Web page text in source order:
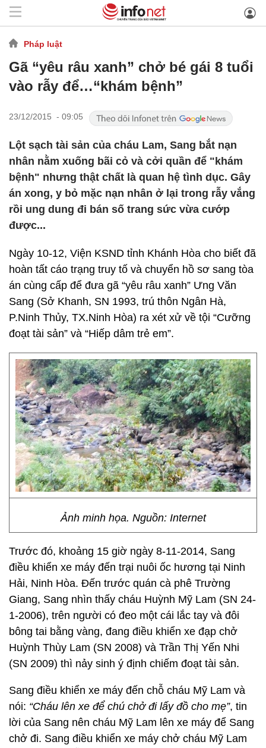
Pháp luật
Gã “yêu râu xanh” chở bé gái 8 tuổi
vào rẫy để…“khám bệnh”
23/12/2015 - 09:05
Lột sạch tài sản của cháu Lam, Sang bắt nạn
nhân nằm xuống bãi cỏ và cởi quần để "khám
bệnh" nhưng thật chất là quan hệ tình dục. Gây
án xong, y bỏ mặc nạn nhân ở lại trong rẫy vắng
rồi ung dung đi bán số trang sức vừa cướp
được...
Ngày 10-12, Viện KSND tỉnh Khánh Hòa cho biết đã
hoàn tất cáo trạng truy tố và chuyển hồ sơ sang tòa
án cùng cấp để đưa gã “yêu râu xanh” Ưng Văn
Sang (Sở Khanh, SN 1993, trú thôn Ngân Hà,
P.Ninh Thủy, TX.Ninh Hòa) ra xét xử về tội “Cưỡng
đoạt tài sản” và “Hiếp dâm trẻ em”.
Ảnh minh họa. Nguồn: Internet
Trước đó, khoảng 15 giờ ngày 8-11-2014, Sang
điều khiển xe máy đến trại nuôi ốc hương tại Ninh
Hải, Ninh Hòa. Đến trước quán cà phê Trường
Giang, Sang nhìn thấy cháu Huỳnh Mỹ Lam (SN 24-
1-2006), trên người có đeo một cái lắc tay và đôi
bông tai bằng vàng, đang điều khiển xe đạp chở
Huỳnh Thùy Lam (SN 2008) và Trần Thị Yến Nhi
(SN 2009) thì nảy sinh ý định chiếm đoạt tài sản.
Sang điều khiển xe máy đến chỗ cháu Mỹ Lam và
nói: “Cháu lên xe để chú chở đi lấy đồ cho mẹ”, tin
lời của Sang nên cháu Mỹ Lam lên xe máy để Sang
chở đi. Sang điều khiển xe máy chở cháu Mỹ Lam